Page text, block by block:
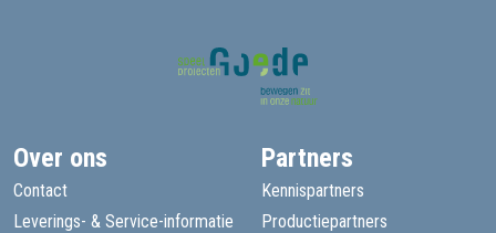
Over ons
Contact
Leverings- & Service-informatie
Partners
Kennispartners
Productiepartners